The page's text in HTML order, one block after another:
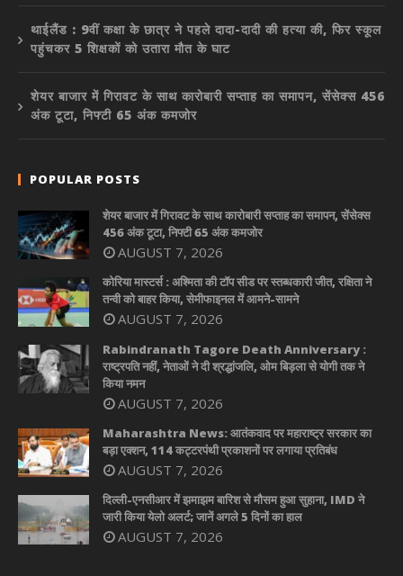
थाईलैंड : 9वीं कक्षा के छात्र ने पहले दादा-दादी की हत्या की, फिर स्कूल
पहुंचकर 5 शिक्षकों को उतारा मौत के घाट
शेयर बाजार में गिरावट के साथ कारोबारी सप्ताह का समापन, सेंसेक्स 456
अंक टूटा, निफ्टी 65 अंक कमजोर
POPULAR POSTS
शेयर बाजार में गिरावट के साथ कारोबारी सप्ताह का समापन, सेंसेक्स
456 अंक टूटा, निफ्टी 65 अंक कमजोर
AUGUST 7, 2026
कोरिया मास्टर्स : अश्मिता की टॉप सीड पर स्तब्धकारी जीत, रक्षिता ने
तन्वी को बाहर किया, सेमीफाइनल में आमने-सामने
AUGUST 7, 2026
Rabindranath Tagore Death Anniversary :
राष्ट्रपति नहीं, नेताओं ने दी श्रद्धांजलि, ओम बिड़ला से योगी तक ने
किया नमन
AUGUST 7, 2026
Maharashtra News: आतंकवाद पर महाराष्ट्र सरकार का
बड़ा एक्शन, 114 कट्टरपंथी प्रकाशनों पर लगाया प्रतिबंध
AUGUST 7, 2026
दिल्ली-एनसीआर में झमाझम बारिश से मौसम हुआ सुहाना, IMD ने
जारी किया येलो अलर्ट; जानें अगले 5 दिनों का हाल
AUGUST 7, 2026